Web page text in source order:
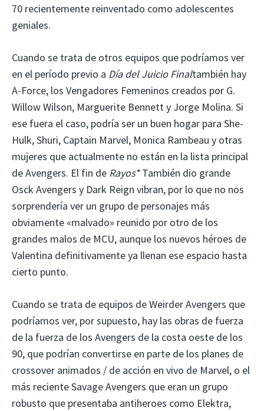
70 recientemente reinventado como adolescentes
geniales.
Cuando se trata de otros equipos que podríamos ver
en el período previo a Día del Juicio Finaltambién hay
A-Force, los Vengadores Femeninos creados por G.
Willow Wilson, Marguerite Bennett y Jorge Molina. Si
ese fuera el caso, podría ser un buen hogar para She-
Hulk, Shuri, Captain Marvel, Monica Rambeau y otras
mujeres que actualmente no están en la lista principal
de Avengers. El fin de Rayos*También dio grande
Osck Avengers y Dark Reign vibran, por lo que no nos
sorprendería ver un grupo de personajes más
obviamente «malvado» reunido por otro de los
grandes malos de MCU, aunque los nuevos héroes de
Valentina definitivamente ya llenan ese espacio hasta
cierto punto.
Cuando se trata de equipos de Weirder Avengers que
podríamos ver, por supuesto, hay las obras de fuerza
de la fuerza de los Avengers de la costa oeste de los
90, que podrían convertirse en parte de los planes de
crossover animados / de acción en vivo de Marvel, o el
más reciente Savage Avengers que eran un grupo
robusto que presentaba antiheroes como Elektra,